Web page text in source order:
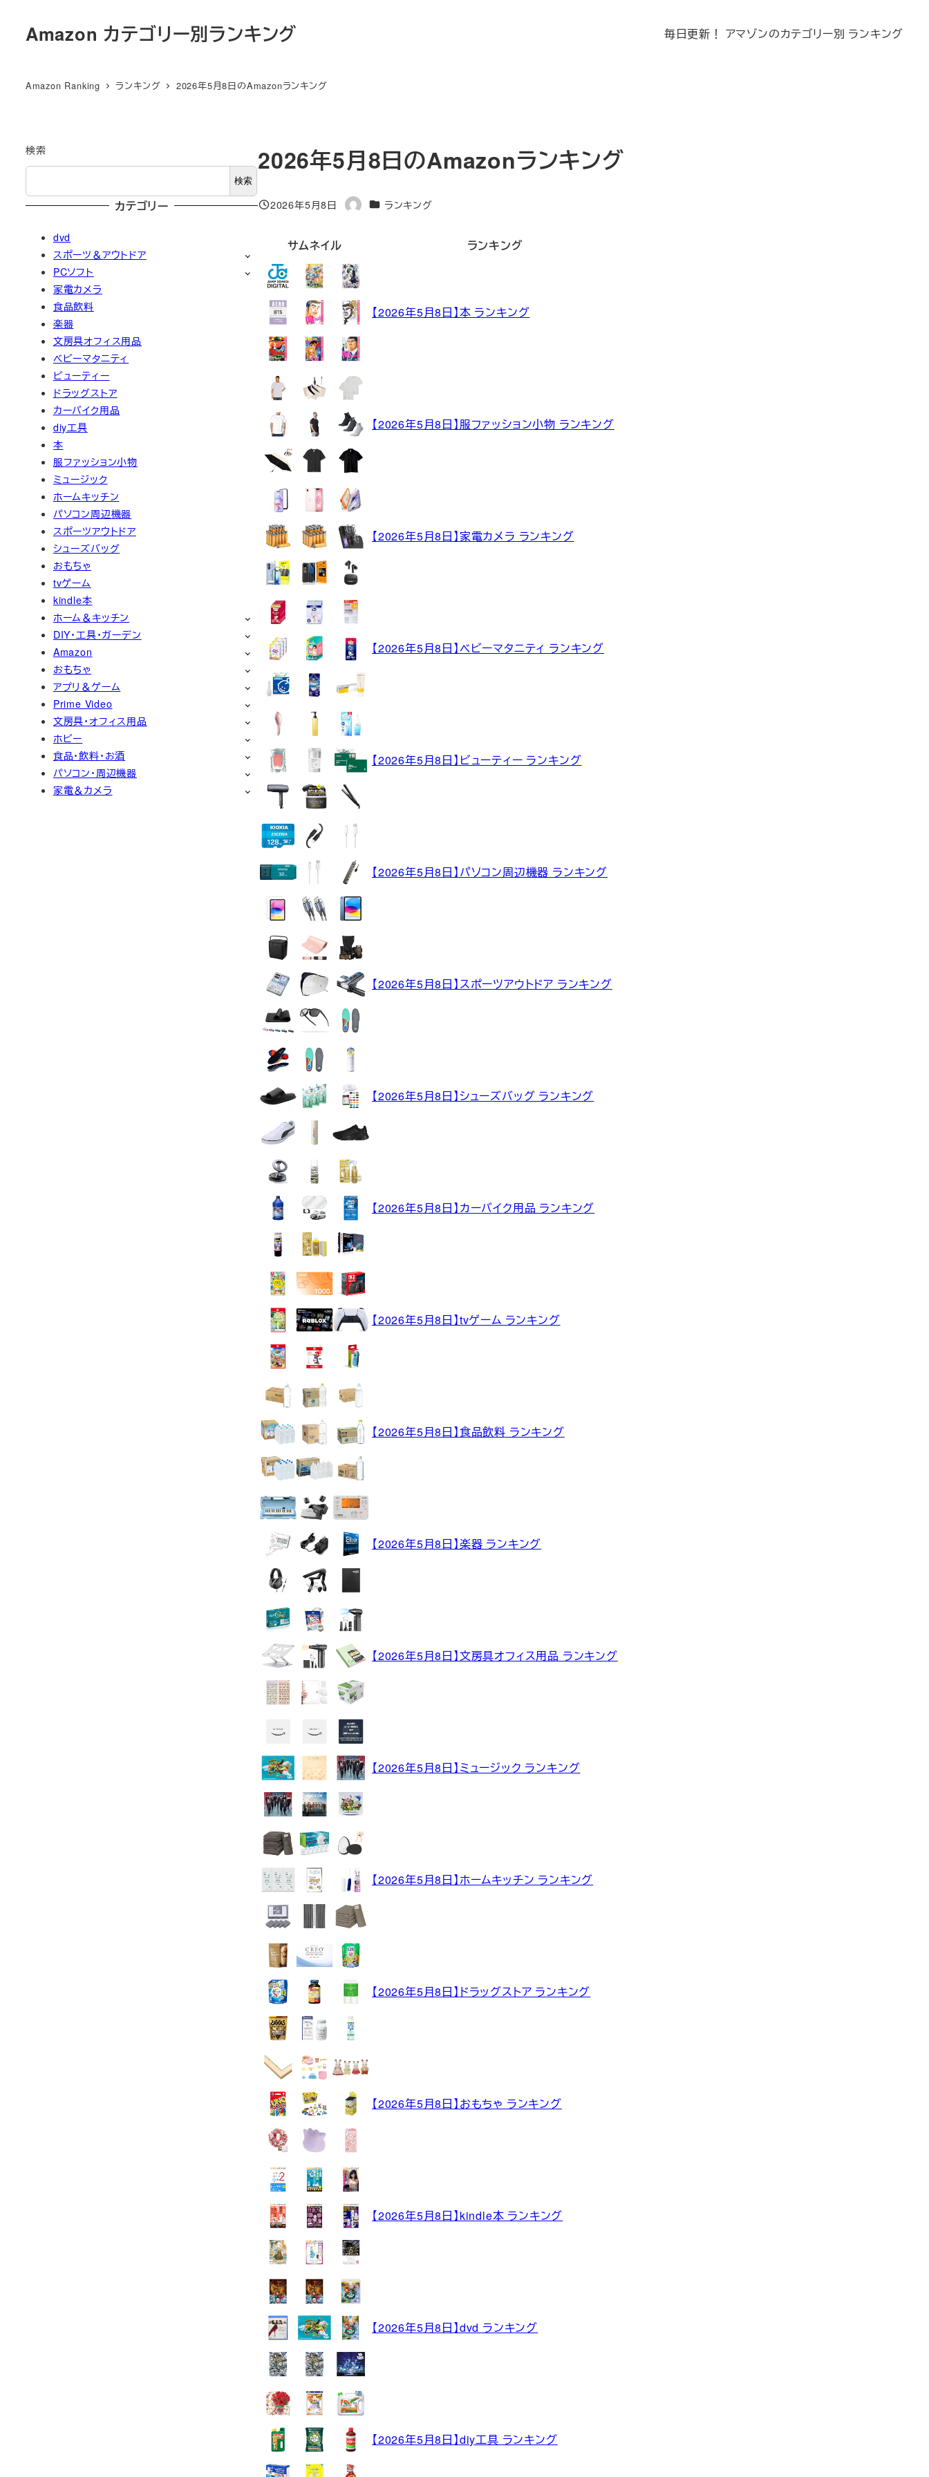
Amazon カテゴリー別ランキング 毎日更新！ アマゾンのカテゴリー別 ランキング
Amazon Ranking ランキング 2026年5月8日のAmazonランキング
2026年5月8日のAmazonランキング
投稿日
2026年5月8日
著
カテゴリー
ランキング
サムネイル ランキング
【2026年5月8日】本 ランキング
【2026年5月8日】服ファッション小物 ランキング
【2026年5月8日】家電カメラ ランキング
【2026年5月8日】ベビーマタニティ ランキング
【2026年5月8日】ビューティー ランキング
【2026年5月8日】パソコン周辺機器 ランキング
【2026年5月8日】スポーツアウトドア ランキング
【2026年5月8日】シューズバッグ ランキング
【2026年5月8日】カーバイク用品 ランキング
【2026年5月8日】tvゲーム ランキング
【2026年5月8日】食品飲料 ランキング
【2026年5月8日】楽器 ランキング
【2026年5月8日】文房具オフィス用品 ランキング
【2026年5月8日】ミュージック ランキング
【2026年5月8日】ホームキッチン ランキング
【2026年5月8日】ドラッグストア ランキング
【2026年5月8日】おもちゃ ランキング
【2026年5月8日】kindle本 ランキング
【2026年5月8日】dvd ランキング
【2026年5月8日】diy工具 ランキング
検索
検索
カテゴリー
dvd
スポーツ＆アウトドア
PCソフト
家電カメラ
食品飲料
楽器
文房具オフィス用品
ベビーマタニティ
ビューティー
ドラッグストア
カーバイク用品
diy工具
本
服ファッション小物
ミュージック
ホームキッチン
パソコン周辺機器
スポーツアウトドア
シューズバッグ
おもちゃ
tvゲーム
kindle本
ホーム＆キッチン
DIY・工具・ガーデン
Amazon
おもちゃ
アプリ＆ゲーム
Prime Video
文房具・オフィス用品
ホビー
食品・飲料・お酒
パソコン・周辺機器
家電＆カメラ